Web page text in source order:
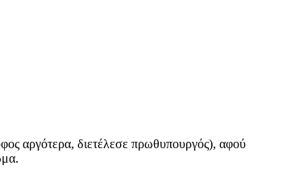
αργότερα, διετέλεσε πρωθυπουργός), αφού